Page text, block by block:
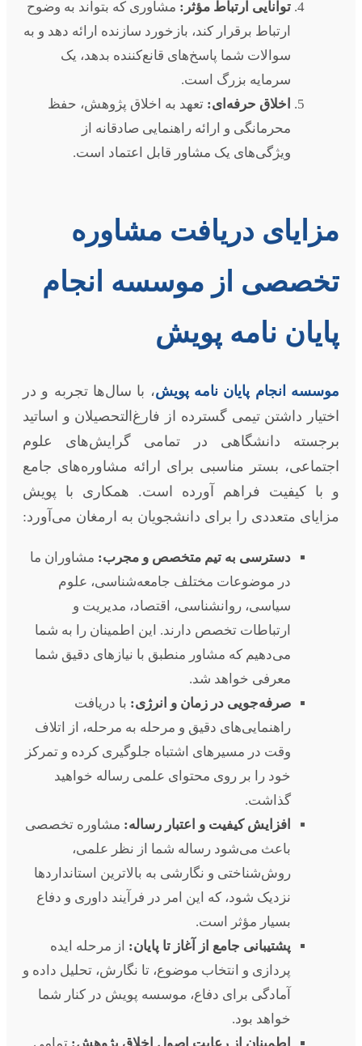
توانایی ارتباط مؤثر: مشاوری که بتواند به وضوح
ارتباط برقرار کند، بازخورد سازنده ارائه دهد و به
سوالات شما پاسخ‌های قانع‌کننده بدهد، یک
سرمایه بزرگ است.
اخلاق حرفه‌ای: تعهد به اخلاق پژوهش، حفظ
محرمانگی و ارائه راهنمایی صادقانه از
ویژگی‌های یک مشاور قابل اعتماد است.
مزایای دریافت مشاوره
تخصصی از موسسه انجام
پایان نامه پویش
موسسه انجام پایان نامه پویش، با سال‌ها تجربه و در
اختیار داشتن تیمی گسترده از فارغ‌التحصیلان و اساتید
برجسته دانشگاهی در تمامی گرایش‌های علوم
اجتماعی، بستر مناسبی برای ارائه مشاوره‌های جامع
و با کیفیت فراهم آورده است. همکاری با پویش
مزایای متعددی را برای دانشجویان به ارمغان می‌آورد:
دسترسی به تیم متخصص و مجرب: مشاوران ما
در موضوعات مختلف جامعه‌شناسی، علوم
سیاسی، روانشناسی، اقتصاد، مدیریت و
ارتباطات تخصص دارند. این اطمینان را به شما
می‌دهیم که مشاور منطبق با نیازهای دقیق شما
معرفی خواهد شد.
صرفه‌جویی در زمان و انرژی: با دریافت
راهنمایی‌های دقیق و مرحله به مرحله، از اتلاف
وقت در مسیرهای اشتباه جلوگیری کرده و تمرکز
خود را بر روی محتوای علمی رساله خواهید
گذاشت.
افزایش کیفیت و اعتبار رساله: مشاوره تخصصی
باعث می‌شود رساله شما از نظر علمی،
روش‌شناختی و نگارشی به بالاترین استانداردها
نزدیک شود، که این امر در فرآیند داوری و دفاع
بسیار مؤثر است.
پشتیبانی جامع از آغاز تا پایان: از مرحله ایده
پردازی و انتخاب موضوع، تا نگارش، تحلیل داده و
آمادگی برای دفاع، موسسه پویش در کنار شما
خواهد بود.